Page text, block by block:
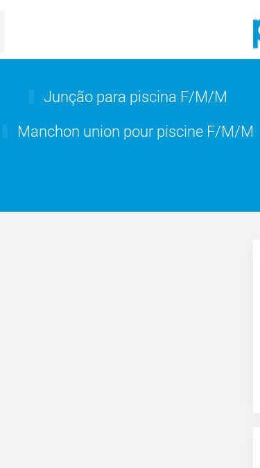
Junção para piscina F/M/M
Manchon union pour piscine F/M/M